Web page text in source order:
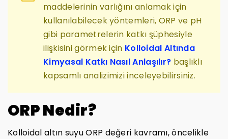
maddelerinin varlığını anlamak için
kullanılabilecek yöntemleri, ORP ve pH
gibi parametrelerin katkı şüphesiyle
ilişkisini görmek için Kolloidal Altında
Kimyasal Katkı Nasıl Anlaşılır? başlıklı
kapsamlı analizimizi inceleyebilirsiniz.
ORP Nedir?
Kolloidal altın suyu ORP değeri kavramı, öncelikle